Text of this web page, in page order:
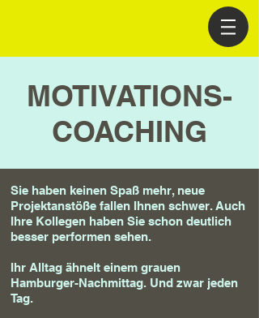
MOTIVATIONS-
COACHING
Sie haben keinen Spaß mehr, neue
Projektanstöße fallen Ihnen schwer. Auch
Ihre Kollegen haben Sie schon deutlich
besser performen sehen.
Ihr Alltag ähnelt einem grauen
Hamburger-Nachmittag. Und zwar jeden
Tag.